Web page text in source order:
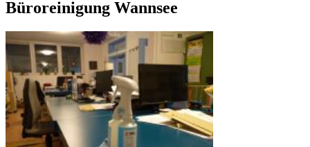
Büroreinigung Wannsee